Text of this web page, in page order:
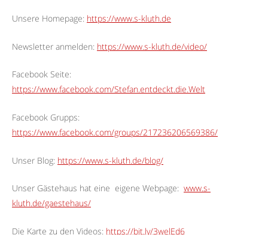
Unsere Homepage: https://www.s-kluth.de
Newsletter anmelden: https://www.s-kluth.de/video/
Facebook Seite:
https://www.facebook.com/Stefan.entdeckt.die.Welt
Facebook Grupps:
https://www.facebook.com/groups/217236206569386/
Unser Blog: https://www.s-kluth.de/blog/
Unser Gästehaus hat eine eigene Webpage: www.s-
kluth.de/gaestehaus/
Die Karte zu den Videos: https://bit.ly/3welEd6